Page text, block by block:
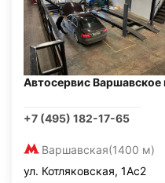
Автосервис Варшавское
+7 (495) 182-17-65
Варшавская(1400 м)
ул. Котляковская, 1Ас2